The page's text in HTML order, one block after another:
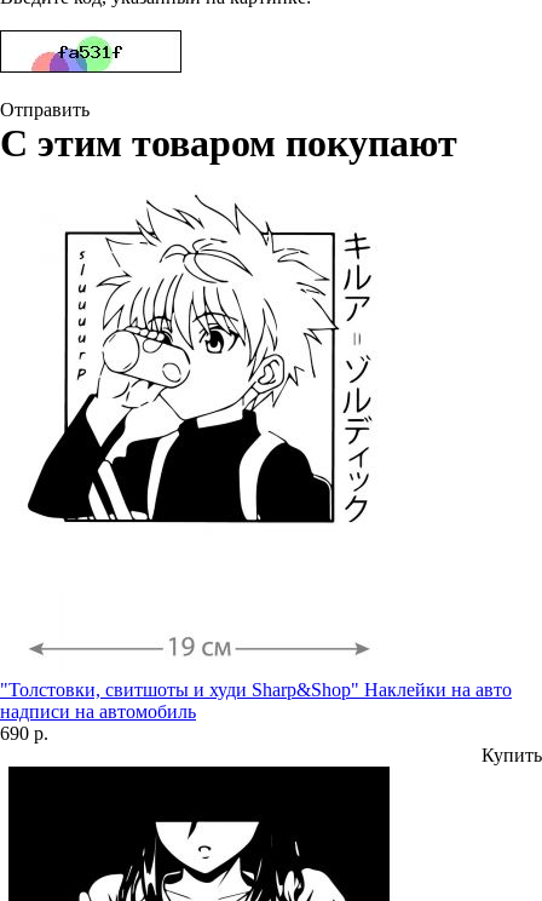
Отправить
С этим товаром покупают
"Толстовки, свитшоты и худи Sharp&Shop" Наклейки на авто
надписи на автомобиль
690 р.
Купить